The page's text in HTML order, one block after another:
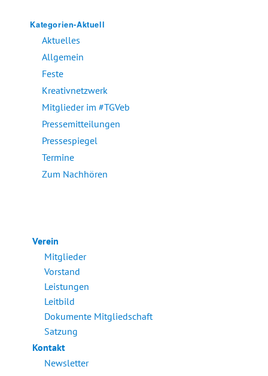
Kategorien-Aktuell
Aktuelles
Allgemein
Feste
Kreativnetzwerk
Mitglieder im #TGVeb
Pressemitteilungen
Pressespiegel
Termine
Zum Nachhören
Verein
Mitglieder
Vorstand
Leistungen
Leitbild
Dokumente Mitgliedschaft
Satzung
Kontakt
Newsletter